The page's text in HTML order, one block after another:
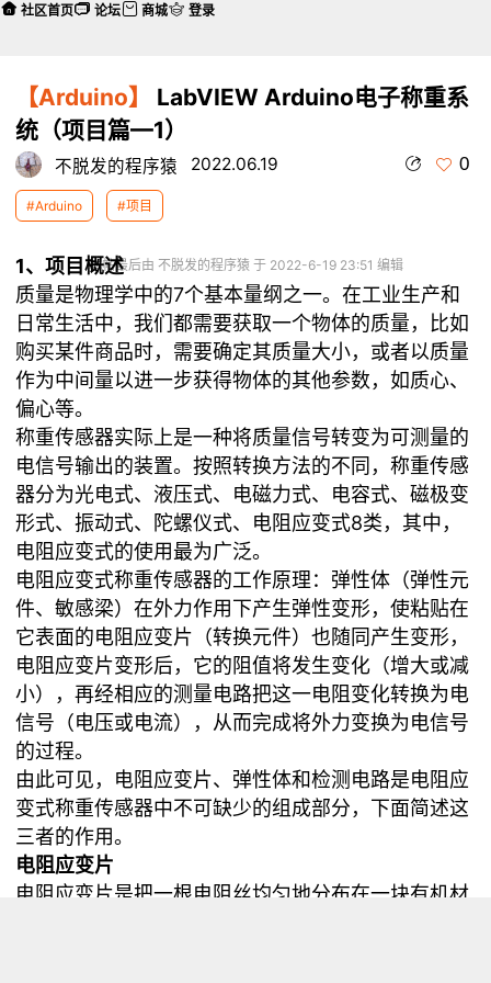
【Arduino】
LabVIEW Arduino电子称重系
统（项目篇—1）
不脱发的程序猿 2022.06.19 0
#Arduino #项目
本帖最后由 不脱发的程序猿 于 2022-6-19 23:51 编辑
1、项目概述
质量是物理学中的7个基本量纲之一。在工业生产和
日常生活中，我们都需要获取一个物体的质量，比如
购买某件商品时，需要确定其质量大小，或者以质量
作为中间量以进一步获得物体的其他参数，如质心、
偏心等。
称重传感器实际上是一种将质量信号转变为可测量的
电信号输出的装置。按照转换方法的不同，称重传感
器分为光电式、液压式、电磁力式、电容式、磁极变
形式、振动式、陀螺仪式、电阻应变式8类，其中，
电阻应变式的使用最为广泛。
电阻应变式称重传感器的工作原理：弹性体（弹性元
件、敏感梁）在外力作用下产生弹性变形，使粘贴在
它表面的电阻应变片（转换元件）也随同产生变形，
电阻应变片变形后，它的阻值将发生变化（增大或减
小），再经相应的测量电路把这一电阻变化转换为电
信号（电压或电流），从而完成将外力变换为电信号
的过程。
由此可见，电阻应变片、弹性体和检测电路是电阻应
变式称重传感器中不可缺少的组成部分，下面简述这
三者的作用。
电阻应变片
电阻应变片是把一根电阻丝均匀地分布在一块有机材
社区首页 论坛 商城 登录